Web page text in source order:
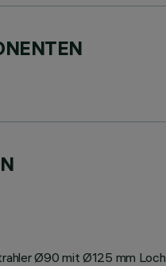
Ø90 mit Ø125 mm